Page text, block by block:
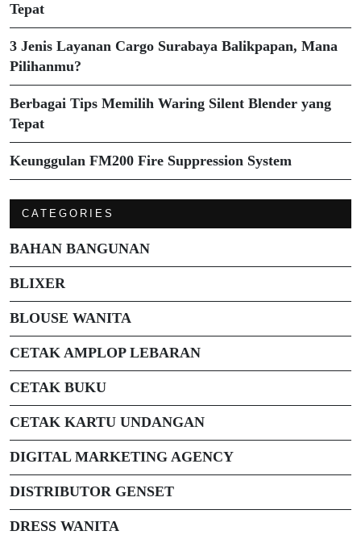
Tepat
3 Jenis Layanan Cargo Surabaya Balikpapan, Mana
Pilihanmu?
Berbagai Tips Memilih Waring Silent Blender yang
Tepat
Keunggulan FM200 Fire Suppression System
CATEGORIES
BAHAN BANGUNAN
BLIXER
BLOUSE WANITA
CETAK AMPLOP LEBARAN
CETAK BUKU
CETAK KARTU UNDANGAN
DIGITAL MARKETING AGENCY
DISTRIBUTOR GENSET
DRESS WANITA